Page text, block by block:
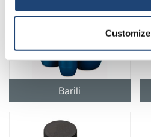
Customize
Barili